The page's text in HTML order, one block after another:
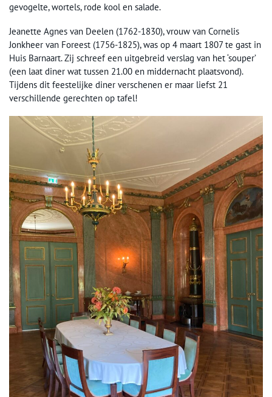
gevogelte, wortels, rode kool en salade.
Jeanette Agnes van Deelen (1762-1830), vrouw van Cornelis
Jonkheer van Foreest (1756-1825), was op 4 maart 1807 te gast in
Huis Barnaart. Zij schreef een uitgebreid verslag van het ‘souper’
(een laat diner wat tussen 21.00 en middernacht plaatsvond).
Tijdens dit feestelijke diner verschenen er maar liefst 21
verschillende gerechten op tafel!